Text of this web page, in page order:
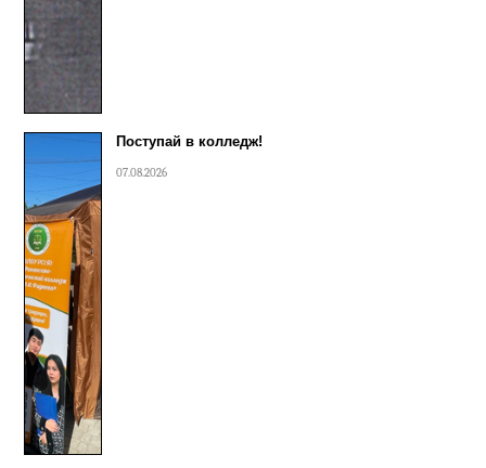
Поступай в колледж!
07.08.2026